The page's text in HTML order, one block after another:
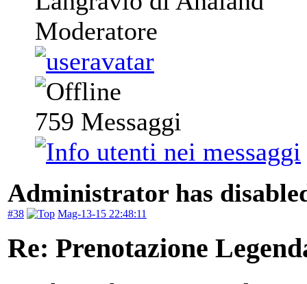
Moderatore
759 Messaggi
Administrator has
#38 Mag-13-15 22:48:11
Re: Prenotazione